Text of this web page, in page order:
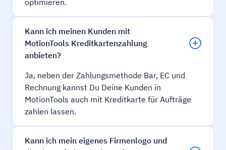
optimieren.
Kann ich meinen Kunden mit
MotionTools Kreditkartenzahlung
anbieten?
Ja, neben der Zahlungsmethode Bar, EC und
Rechnung kannst Du Deine Kunden in
MotionTools auch mit Kreditkarte für Aufträge
zahlen lassen.
Kann ich mein eigenes Firmenlogo und